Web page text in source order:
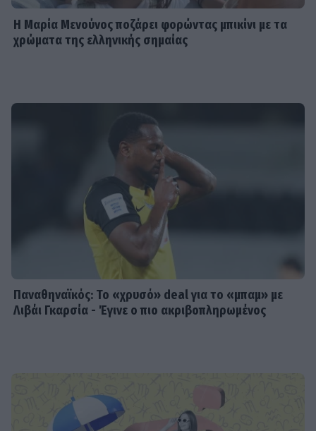
Η Μαρία Μενούνος ποζάρει φορώντας μπικίνι με τα
χρώματα της ελληνικής σημαίας
Παναθηναϊκός: Το «χρυσό» deal για το «μπαμ» με
Λιβάι Γκαρσία - Έγινε ο πιο ακριβοπληρωμένος